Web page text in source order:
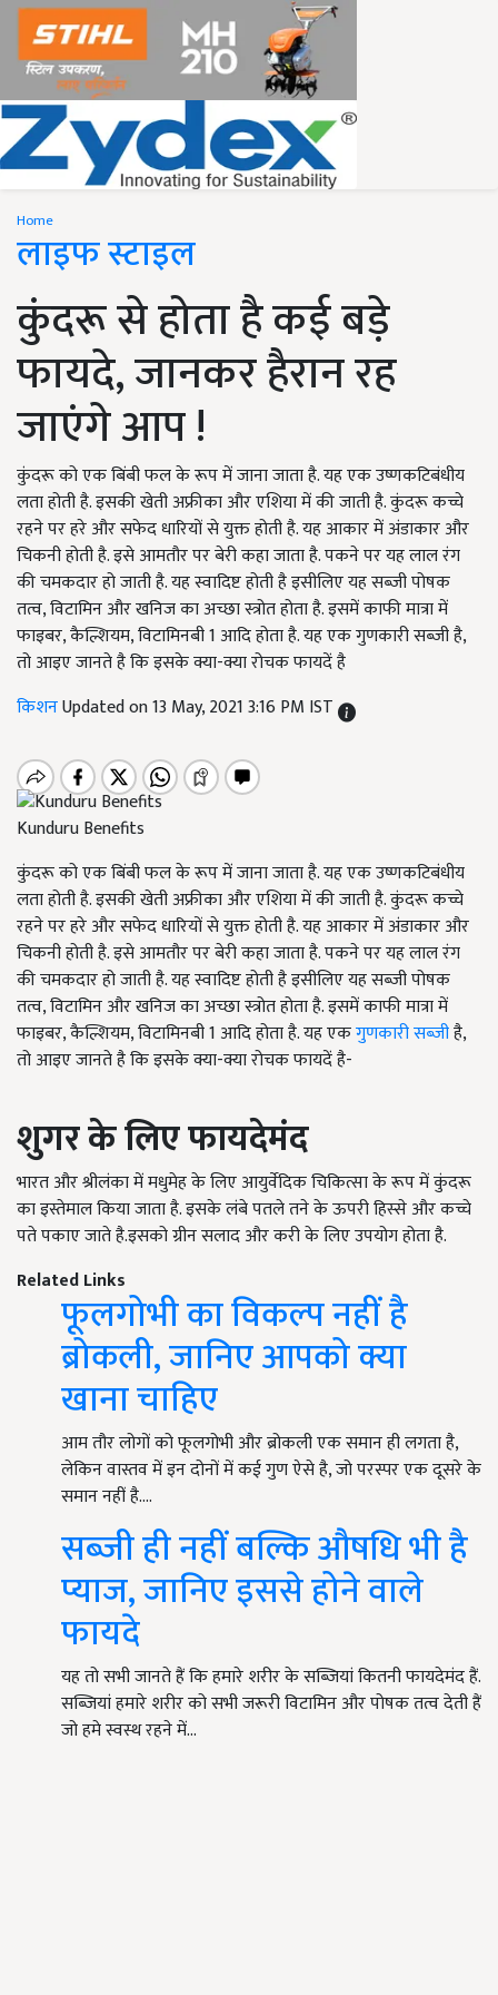
Home
लाइफ स्टाइल
कुंदरू से होता है कई बड़े
फायदे, जानकर हैरान रह
जाएंगे आप !
कुंदरू को एक बिंबी फल के रूप में जाना जाता है. यह एक उष्णकटिबंधीय
लता होती है. इसकी खेती अफ्रीका और एशिया में की जाती है. कुंदरू कच्चे
रहने पर हरे और सफेद धारियों से युक्त होती है. यह आकार में अंडाकार और
चिकनी होती है. इसे आमतौर पर बेरी कहा जाता है. पकने पर यह लाल रंग
की चमकदार हो जाती है. यह स्वादिष्ट होती है इसीलिए यह सब्जी पोषक
तत्व, विटामिन और खनिज का अच्छा स्त्रोत होता है. इसमें काफी मात्रा में
फाइबर, कैल्शियम, विटामिनबी 1 आदि होता है. यह एक गुणकारी सब्जी है,
तो आइए जानते है कि इसके क्या-क्या रोचक फायदें है
किशनUpdated on 13 May, 2021 3:16 PM IST
Kunduru Benefits
कुंदरू को एक बिंबी फल के रूप में जाना जाता है. यह एक उष्णकटिबंधीय
लता होती है. इसकी खेती अफ्रीका और एशिया में की जाती है. कुंदरू कच्चे
रहने पर हरे और सफेद धारियों से युक्त होती है. यह आकार में अंडाकार और
चिकनी होती है. इसे आमतौर पर बेरी कहा जाता है. पकने पर यह लाल रंग
की चमकदार हो जाती है. यह स्वादिष्ट होती है इसीलिए यह सब्जी पोषक
तत्व, विटामिन और खनिज का अच्छा स्त्रोत होता है. इसमें काफी मात्रा में
फाइबर, कैल्शियम, विटामिनबी 1 आदि होता है. यह एकगुणकारी सब्जीहै,
तो आइए जानते है कि इसके क्या-क्या रोचक फायदें है-
शुगर के लिए फायदेमंद
भारत और श्रीलंका में मधुमेह के लिए आयुर्वेदिक चिकित्सा के रूप में कुंदरू
का इस्तेमाल किया जाता है. इसके लंबे पतले तने के ऊपरी हिस्से और कच्चे
पते पकाए जाते है.इसको ग्रीन सलाद और करी के लिए उपयोग होता है.
Related Links
फूलगोभी का विकल्प नहीं है
ब्रोकली, जानिए आपको क्या
खाना चाहिए
आम तौर लोगों को फूलगोभी और ब्रोकली एक समान ही लगता है,
लेकिन वास्तव में इन दोनों में कई गुण ऐसे है, जो परस्पर एक दूसरे के
समान नहीं है.…
सब्जी ही नहीं बल्कि औषधि भी है
प्याज, जानिए इससे होने वाले
फायदे
यह तो सभी जानते हैं कि हमारे शरीर के सब्जियां कितनी फायदेमंद हैं.
सब्जियां हमारे शरीर को सभी जरूरी विटामिन और पोषक तत्व देती हैं
जो हमे स्वस्थ रहने में…